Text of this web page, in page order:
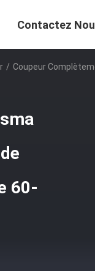
Contactez
/ Coupeur
60-